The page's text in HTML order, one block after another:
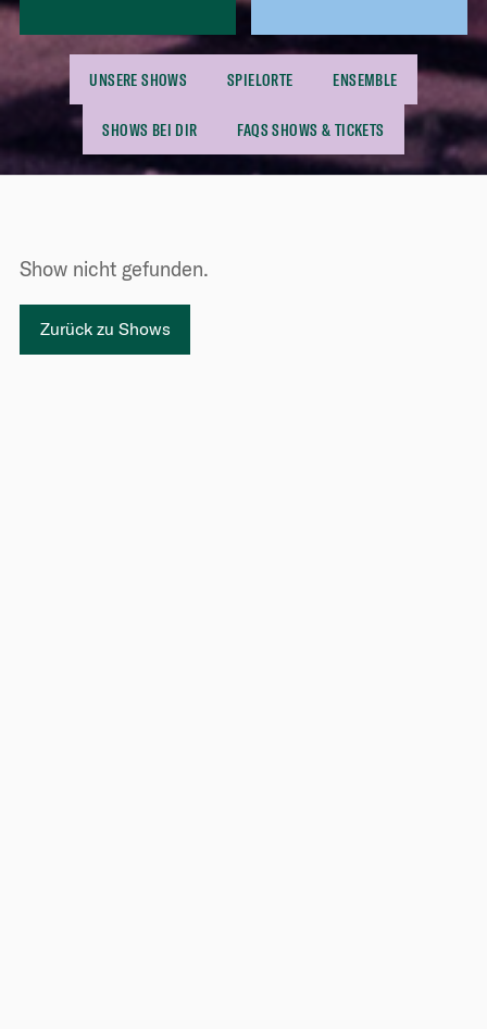
UNSERE SHOWS SPIELORTE ENSEMBLE
SHOWS BEI DIR FAQS SHOWS & TICKETS
Show nicht gefunden.
Zurück zu Shows